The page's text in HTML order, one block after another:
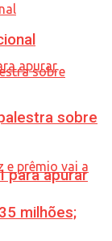
para apurar
sobre
milhões;